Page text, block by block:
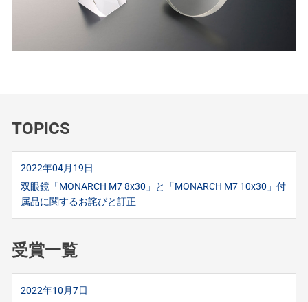
TOPICS
2022年04月19日
双眼鏡「MONARCH M7 8x30」と「MONARCH M7 10x30」付
属品に関するお詫びと訂正
受賞一覧
2022年10月7日